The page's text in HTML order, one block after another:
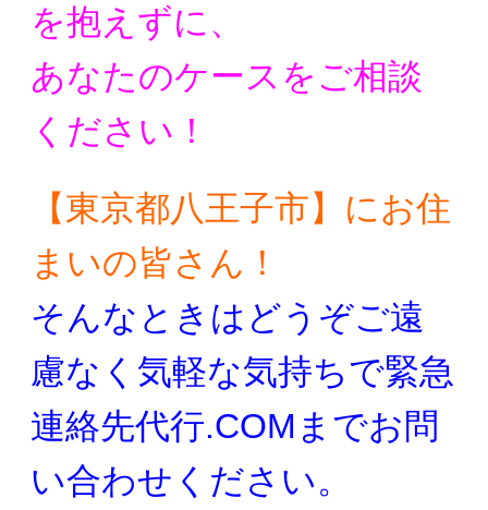
を抱えずに、
あなたのケースをご相談
ください！
【東京都八王子市】にお住
まいの皆さん！
そんなときはどうぞご遠
慮なく気軽な気持ちで緊急
連絡先代行.COMまでお問
い合わせください。